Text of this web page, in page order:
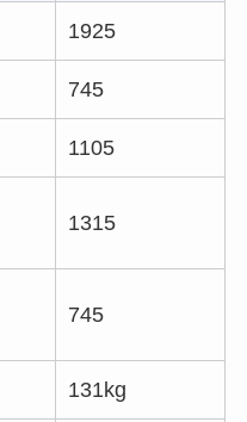
1925
745
1105
1315
745
131kg